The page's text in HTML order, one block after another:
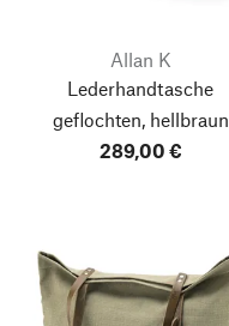
Allan K
Lederhandtasche
geflochten, hellbraun
289,00 €